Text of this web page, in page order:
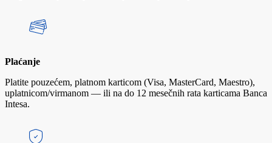
Plaćanje
Platite pouzećem, platnom karticom (Visa, MasterCard, Maestro),
uplatnicom/virmanom — ili na do 12 mesečnih rata karticama Banca
Intesa.